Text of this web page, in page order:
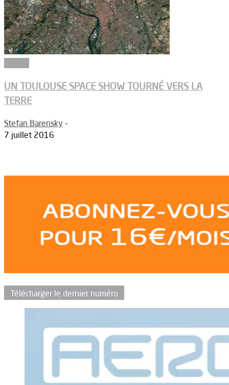
UN TOULOUSE SPACE SHOW TOURNÉ VERS LA
TERRE
Stefan Barensky -
7 juillet 2016
Télécharger le dernier numéro